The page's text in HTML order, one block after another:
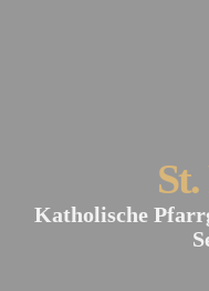
Katholische